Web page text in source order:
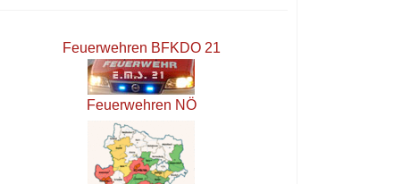
Feuerwehren BFKDO 21
Feuerwehren NÖ